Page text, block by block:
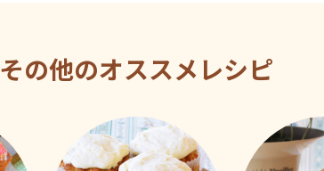
その他のオススメレシピ